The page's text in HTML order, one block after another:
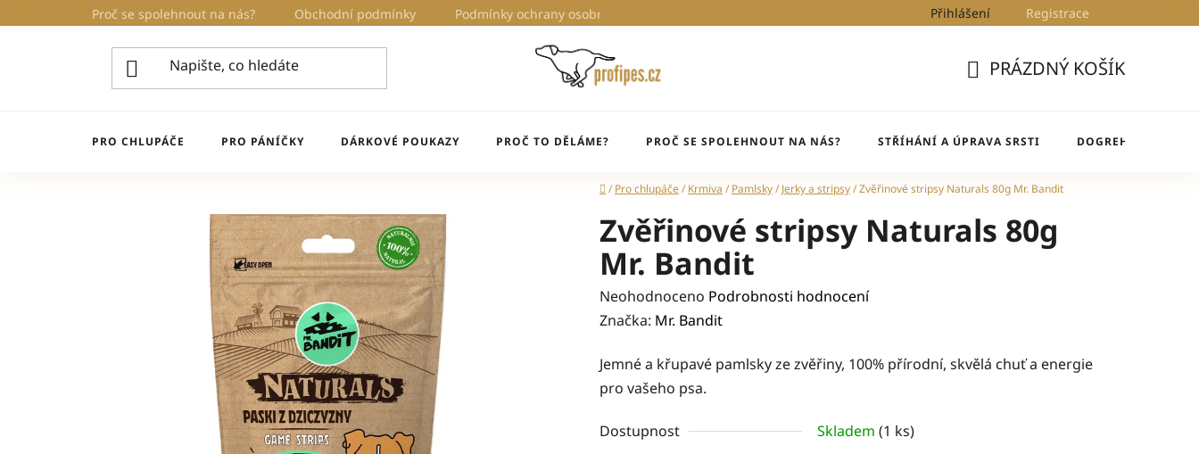
na
Proč se spolehnout na nás? Obchodní podmínky Podmínky ochrany osobních údajů Blog DogRehab
Přihlášení Registrace
KOŠÍK
PRÁZDNÝ KOŠÍK
PRO CHLUPÁČE PRO PÁNÍČKY DÁRKOVÉ POUKAZY PROČ TO DĚLÁME? PROČ SE SPOLEHNOUT NA NÁS? STŘÍHÁNÍ A ÚPRAVA SRSTI DOGREHAB
Domů
/ Pro chlupáče/ Krmiva / Pamlsky/ Jerky a stripsy/Zvěřinové stripsy Naturals 80g Mr. Bandit
Zvěřinové stripsy Naturals 80g
Mr. Bandit
Průměrné
hodnocení
je
0,0
5
Neohodnoceno Podrobnosti hodnocení
Značka: Mr. Bandit
Jemné a křupavé pamlsky ze zvěřiny, 100% přírodní, skvělá chuť a energie
pro vašeho psa.
Dostupnost Skladem (1 ks)